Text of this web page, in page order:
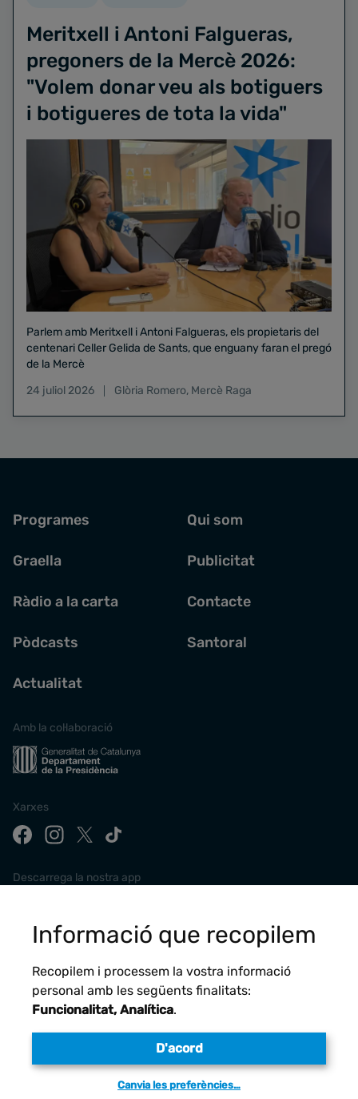
Meritxell i Antoni Falgueras,
pregoners de la Mercè 2026:
"Volem donar veu als botiguers
i botigueres de tota la vida"
Parlem amb Meritxell i Antoni Falgueras, els propietaris del
centenari Celler Gelida de Sants, que enguany faran el pregó
de la Mercè
24 juliol 2026
Glòria Romero, Mercè Raga
Programes
Graella
Ràdio a la carta
Pòdcasts
Actualitat
Qui som
Publicitat
Contacte
Santoral
Amb la col·laboració
Xarxes
Descarrega la nostra app
Avís legal
Informació que recopilem
Recopilem i processem la vostra informació
personal amb les següents finalitats:
Funcionalitat, Analítica.
D'acord
Canvia les preferències…